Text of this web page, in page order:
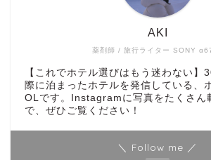
薬剤師 / 旅行ライター SONY
AKI
【これでホテル選びはもう迷わない】
際に泊まったホテルを発信している、
OLです。Instagramに写真をたくさん
で、ぜひご覧ください！
＼ Follow me ／